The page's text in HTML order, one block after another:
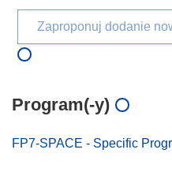
Zaproponuj dodanie
Program(-y)
FP7-SPACE - Specific